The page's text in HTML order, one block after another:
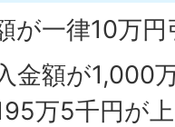
が一律10万
金額が1,000
万5千円が